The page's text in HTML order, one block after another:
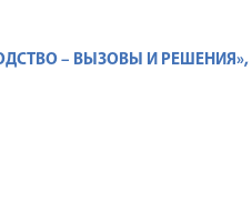
– ВЫЗОВЫ И РЕШЕНИЯ»,